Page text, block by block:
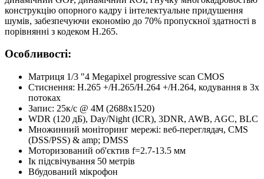
конструкцію опорного кадру і інтелектуальне придушення
шумів, забезпечуючи економію до 70% пропускної здатності в
порівнянні з кодеком H.265.
Особливості:
Матриця 1/3 "4 Megapixel progressive scan CMOS
Стиснення: H.265 +/H.265/H.264 +/H.264, кодування в 3х
потоках
Запис: 25к/с @ 4M (2688x1520)
WDR (120 дБ), Day/Night (ICR), 3DNR, AWB, AGC, BLC
Множинний моніторинг мережі: веб-переглядач, CMS
(DSS/PSS) & amp; DMSS
Моторизований об'єктив f=2.7-13.5 мм
Ік підсвічування 50 метрів
Вбудований мікрофон